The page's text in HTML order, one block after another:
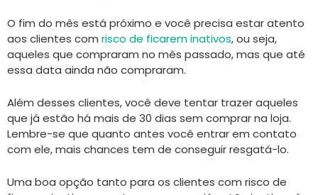
O fim do mês está próximo e você precisa estar atento
aos clientes com risco de ficarem inativos, ou seja,
aqueles que compraram no mês passado, mas que até
essa data ainda não compraram.
Além desses clientes, você deve tentar trazer aqueles
que já estão há mais de 30 dias sem comprar na loja.
Lembre-se que quanto antes você entrar em contato
com ele, mais chances tem de conseguir resgatá-lo.
Uma boa opção tanto para os clientes com risco de